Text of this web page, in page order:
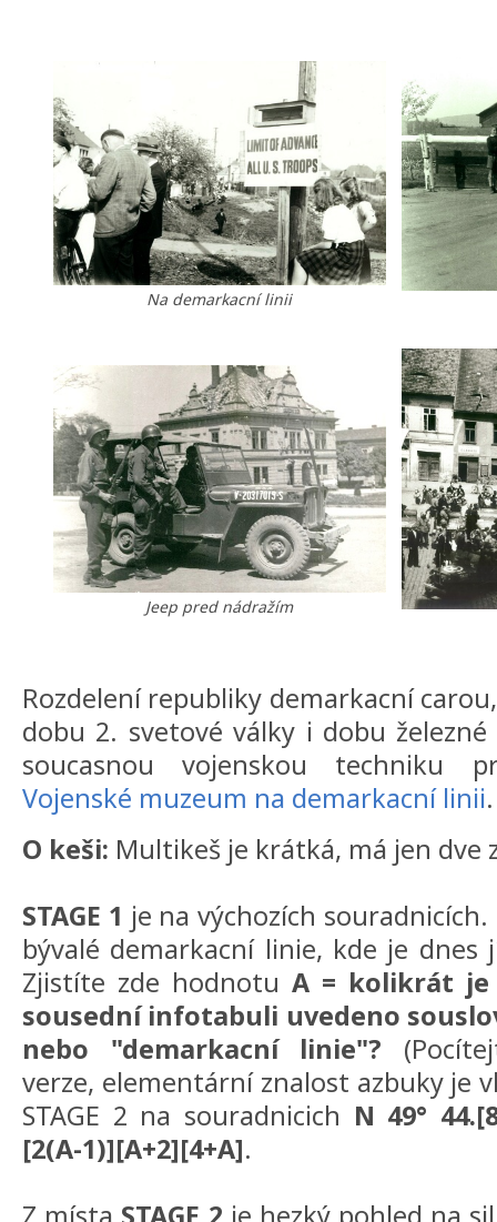
Na demarkacní linii
Jeep pred nádražím
Rozdelení republiky demarkacní
dobu 2. svetové války i dobu
soucasnou vojenskou techniku
Vojenské muzeum na demarkacní linii.
O keši: Multikeš je krátká, má jen dve
STAGE 1 je na výchozích
bývalé demarkacní linie, kde je dnes
Zjistíte zde hodnotu A = kolikrát
sousední infotabuli uvedeno
nebo "demarkacní linie"?
verze, elementární znalost azbuky je
STAGE 2 na souradnicich N 49°
[2(A-1)][A+2][4+A].